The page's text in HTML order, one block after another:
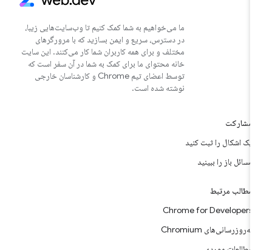
ما می‌خواهیم به شما کمک کنیم تا وب‌سایت‌هایی زیبا،
در دسترس، سریع و ایمن بسازید که با مرورگرهای
مختلف و برای همه کاربران شما کار می‌کنند. این سایت
خانه محتوای ما برای کمک به شما در آن سفر است که
توسط اعضای تیم Chrome و کارشناسان خارجی
نوشته شده است.
مشارکت
یک اشکال را ثبت کنید
مسائل باز را ببینید
مطالب مرتبط
Chrome for Developers
به‌روزرسانی‌های Chromium